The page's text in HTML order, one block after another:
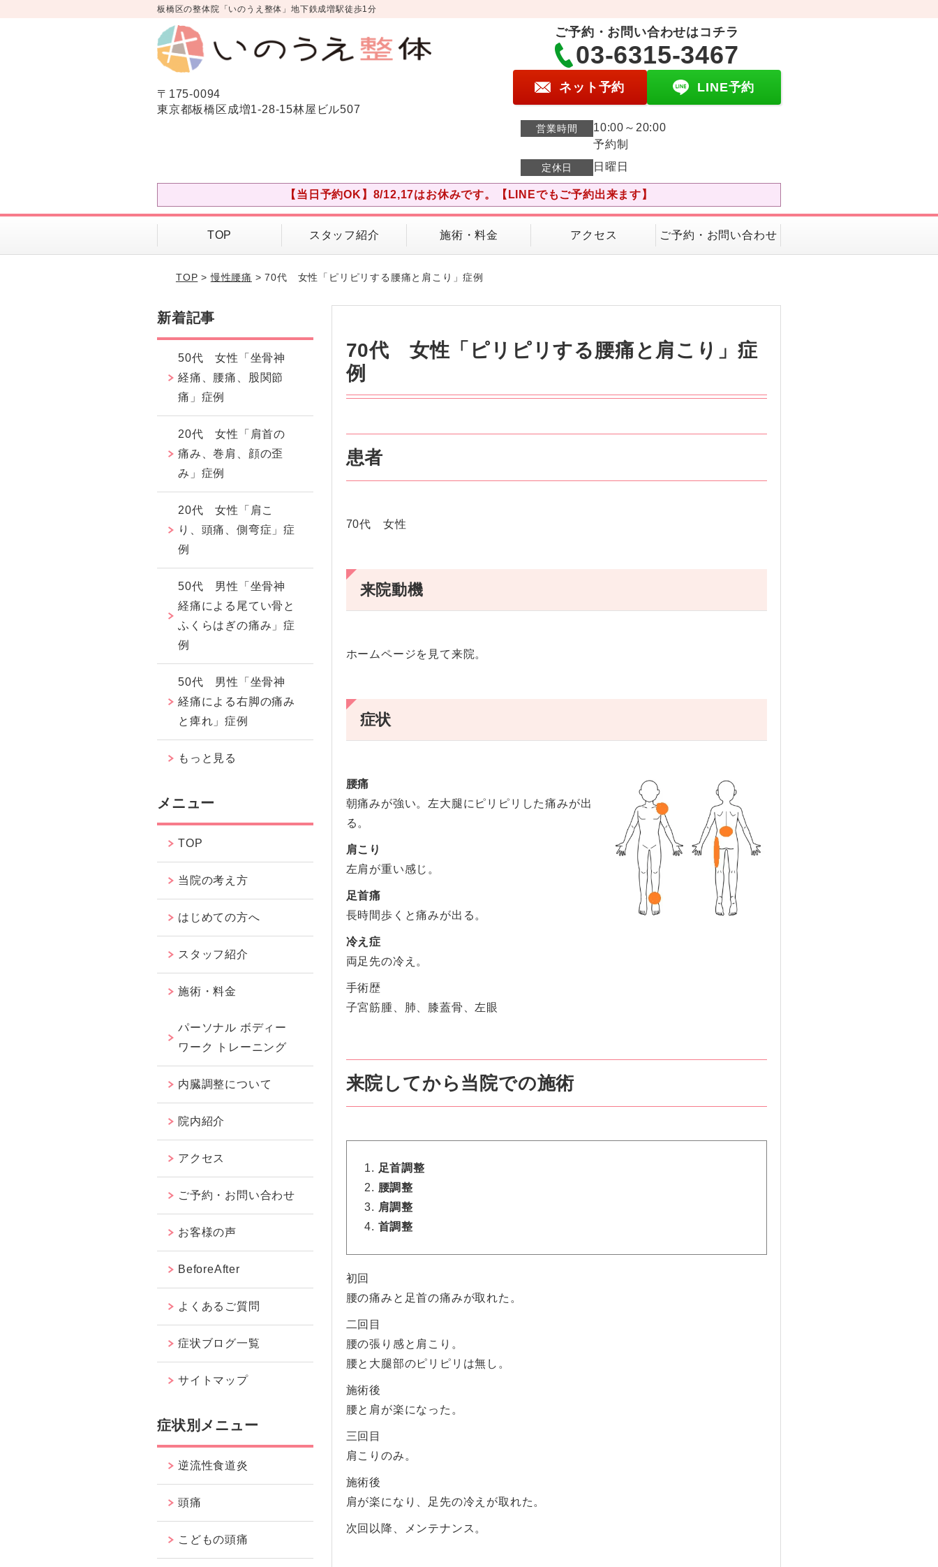
板橋区の整体院「いのうえ整体」地下鉄成増駅徒歩1分
〒175-0094
東京都板橋区成増1-28-15林屋ビル507
ご予約・お問い合わせはコチラ
03-6315-3467
ネット予約 LINE予約
営業時間
10:00～20:00
予約制
定休日 日曜日
【当日予約OK】8/12,17はお休みです。【LINEでもご予約出来ます】
TOP スタッフ紹介 施術・料金 アクセス ご予約・お問い合わせ
TOP >慢性腰痛 > 70代 女性「ピリピリする腰痛と肩こり」症例
70代 女性「ピリピリする腰痛と肩こり」症
例
患者
70代 女性
来院動機
ホームページを見て来院。
症状
腰痛
朝痛みが強い。左大腿にピリピリした痛みが出
る。
肩こり
左肩が重い感じ。
足首痛
長時間歩くと痛みが出る。
冷え症
両足先の冷え。
手術歴
子宮筋腫、肺、膝蓋骨、左眼
来院してから当院での施術
足首調整
腰調整
肩調整
首調整
初回
腰の痛みと足首の痛みが取れた。
二回目
腰の張り感と肩こり。
腰と大腿部のピリピリは無し。
施術後
腰と肩が楽になった。
三回目
肩こりのみ。
施術後
肩が楽になり、足先の冷えが取れた。
次回以降、メンテナンス。
新着記事
50代 女性「坐骨神
経痛、腰痛、股関節
痛」症例
20代 女性「肩首の
痛み、巻肩、顔の歪
み」症例
20代 女性「肩こ
り、頭痛、側弯症」症
例
50代 男性「坐骨神
経痛による尾てい骨と
ふくらはぎの痛み」症
例
50代 男性「坐骨神
経痛による右脚の痛み
と痺れ」症例
もっと見る
メニュー
TOP
当院の考え方
はじめての方へ
スタッフ紹介
施術・料金
パーソナル ボディー
ワーク トレーニング
内臓調整について
院内紹介
アクセス
ご予約・お問い合わせ
お客様の声
BeforeAfter
よくあるご質問
症状ブログ一覧
サイトマップ
症状別メニュー
逆流性食道炎
頭痛
こどもの頭痛